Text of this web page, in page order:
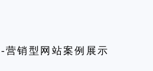
营销型网站案例展示